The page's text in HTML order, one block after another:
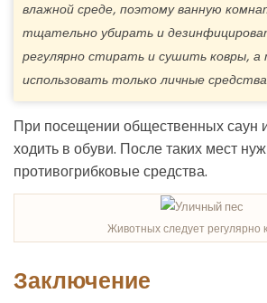
влажной среде, поэтому ванную
тщательно убирать и
регулярно стирать и сушить ковры, а
использовать только личные
При посещении общественных саун
ходить в обуви. После таких мест
противогрибковые средства.
Животных следует регулярно
Заключение